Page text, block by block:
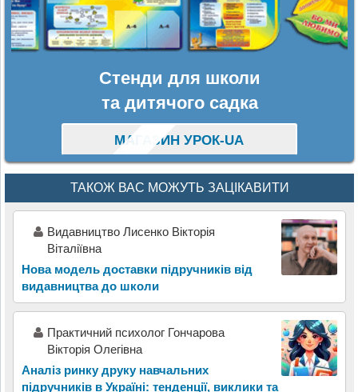
Стенди для школи
та дитячого садка
МАГАЗИН УРОК-UA
ТАКОЖ ВАС МОЖУТЬ ЗАЦІКАВИТИ
Видавництво Лисенко Вікторія
Віталіївна
Нова модель доставки підручників від
видавництва до школи
Практичний психолог Гончарова
Вікторія Олегівна
Аналіз ринку друку навчальних
підручників в Україні: тенденції, виклики та